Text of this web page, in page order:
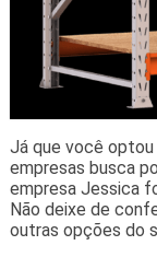
Já que você
empresas busca
empresa Jessica
Não deixe de
outras opções do